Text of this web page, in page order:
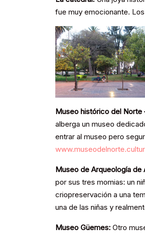
fue muy emocionante.
Museo histórico del Norte
alberga un museo
entrar al museo pero
Museo de Arqueología de
por sus tres momias: un
criopreservación a una
una de las niñas y
Museo Güemes: Otro